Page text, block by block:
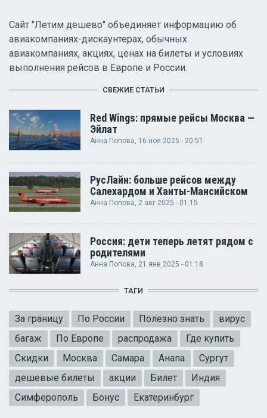
Сайт "Летим дешево" объединяет информацию об
авиакомпаниях-дискаунтерах, обычных
авиакомпаниях, акциях, ценах на билеты и условиях
выполнения рейсов в Европе и России.
СВЕЖИЕ СТАТЬИ
Red Wings: прямые рейсы Москва —
Эйлат
Анна Попова, 16 ноя 2025 - 20:51
РусЛайн: больше рейсов между
Салехардом и Ханты-Мансийском
Анна Попова , 2 авг 2025 - 01:15
Россия: дети теперь летят рядом с
родителями
Анна Попова, 21 янв 2025 - 01:18
ТАГИ
За границу По России Полезно знать
вирус
багаж
По Европе распродажа
Где купить
Скидки
Москва Самара Анапа
Сургут
дешевые билеты
акции Билет
Индия
Симферополь
Бонус Екатеринбург